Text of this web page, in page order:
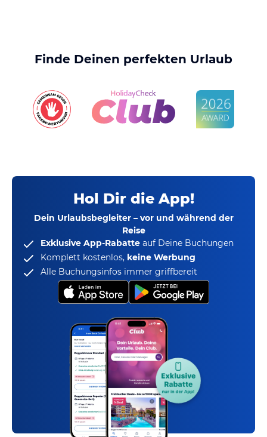
Finde Deinen perfekten Urlaub
Hol Dir die App!
Dein Urlaubsbegleiter – vor und während der
Reise
Exklusive App-Rabatte auf Deine Buchungen
Komplett kostenlos, keine Werbung
Alle Buchungsinfos immer griffbereit